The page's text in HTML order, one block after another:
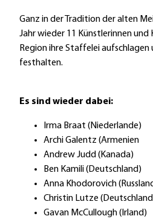
Ganz in der Tradition der alten
Jahr wieder 11 Künstlerinnen und
Region ihre Staffelei aufschlagen
festhalten.
Es sind wieder dabei:
Irma Braat (Niederlande)
Archi Galentz (Armenien
Andrew Judd (Kanada)
Ben Kamili (Deutschland)
Anna Khodorovich
Christin Lutze (Deutschland
Gavan McCullough (Irland)